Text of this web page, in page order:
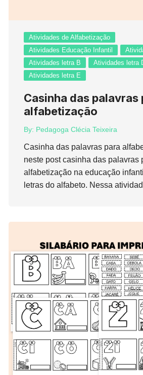
Atividades de Alfabetização
Atividades Educação Infantil
Atividades letra B
Atividades letra
Atividades letra E
Casinha das palavras
alfabetização
By: Pedagoga Clécia Teixeira
Casinha das palavras para
neste post casinha das palavras
alfabetização na educação
letras do alfabeto. Nessa